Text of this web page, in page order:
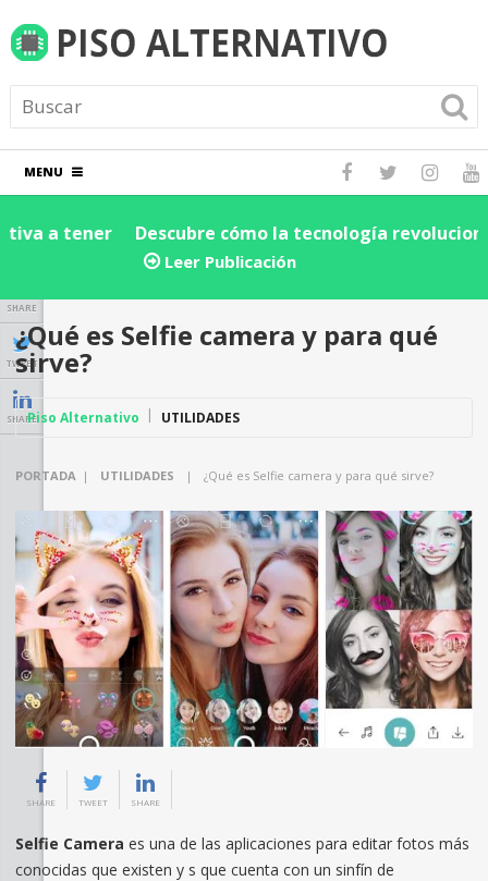
MENU
Descubre cómo la tecnología revoluciona la cadena
de suministro y logística: ¡Impulsa la eficiencia de tu
Leer Publicación
SHARE
TWEET
SHARE
¿Qué es Selfie camera y para qué
sirve?
Piso Alternativo UTILIDADES
PORTADA | UTILIDADES | ¿Qué es Selfie camera y para qué sirve?
SHARE TWEET SHARE
Selfie Camera es una de las aplicaciones para editar fotos más
conocidas que existen y s que cuenta con un sinfín de